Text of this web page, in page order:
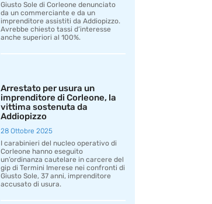
Giusto Sole di Corleone denunciato
da un commerciante e da un
imprenditore assistiti da Addiopizzo.
Avrebbe chiesto tassi d’interesse
anche superiori al 100%.
Arrestato per usura un
imprenditore di Corleone, la
vittima sostenuta da
Addiopizzo
28 Ottobre 2025
I carabinieri del nucleo operativo di
Corleone hanno eseguito
un’ordinanza cautelare in carcere del
gip di Termini Imerese nei confronti di
Giusto Sole, 37 anni, imprenditore
accusato di usura.